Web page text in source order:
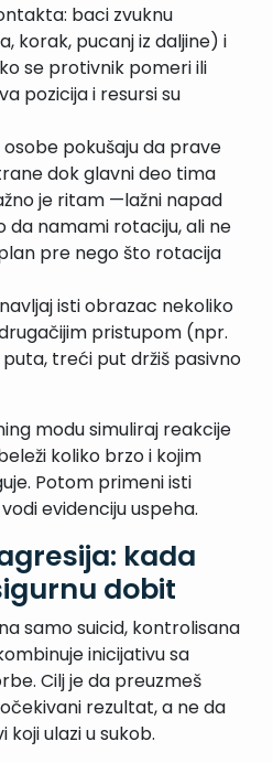
baci zvuknu
korak, pucanj iz daljine) i
se protivnik pomeri ili
pozicija i resursi su
pokušaju da prave
dok glavni deo tima
je ritam —lažni napad
da namami rotaciju, ali ne
pre nego što rotacija
isti obrazac nekoliko
pristupom (npr.
treći put držiš pasivno
modu simuliraj reakcije
koliko brzo i kojim
Potom primeni isti
evidenciju uspeha.
kada
dobit
samo suicid, kontrolisana
inicijativu sa
Cilj je da preuzmeš
rezultat, a ne da
ulazi u sukob.